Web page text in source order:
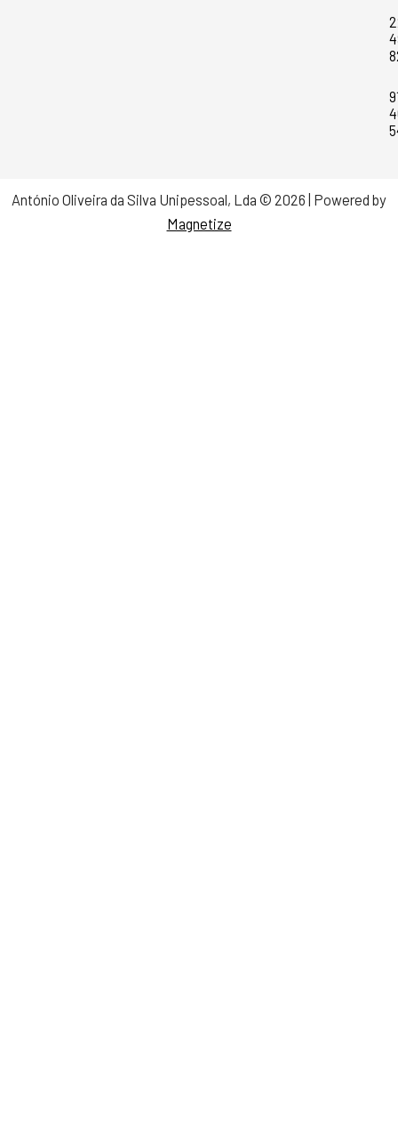
António Oliveira da Silva Unipessoal, Lda © 2026 | Powered by
Magnetize